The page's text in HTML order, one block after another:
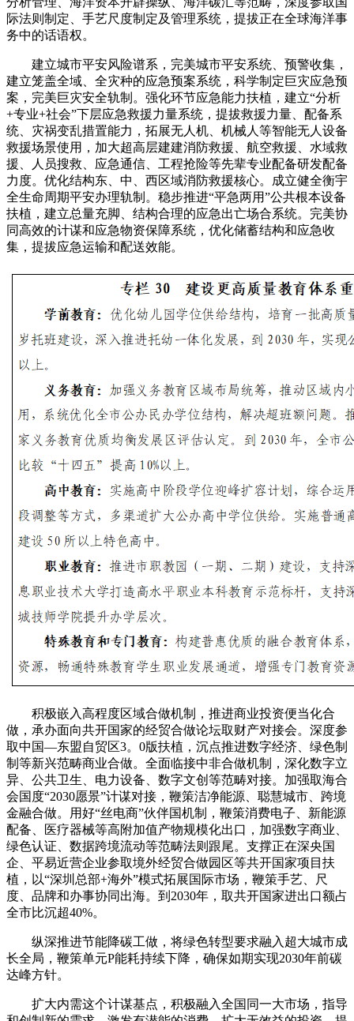
际法则制定、手艺尺度制定及管理系统，提拔正在全球海洋事
务中的话语权。
建立城市平安风险谱系，完美城市平安系统、预警收集，
建立笼盖全域、全灾种的应急预案系统，科学制定巨灾应急预
案，完美巨灾安全轨制。强化环节应急能力扶植，建立“分析
+专业+社会”下层应急救援力量系统，提拔救援力量、配备系
统、灾祸变乱措置能力，拓展无人机、机械人等智能无人设备
救援场景使用，加大超高层建建消防救援、航空救援、水域救
援、人员搜救、应急通信、工程抢险等先辈专业配备研发配备
力度。优化结构东、中、西区域消防救援核心。成立健全衡宇
全生命周期平安办理轨制。稳步推进“平急两用”公共根本设备
扶植，建立总量充脚、结构合理的应急出亡场合系统。完美协
同高效的计谋和应急物资保障系统，优化储蓄结构和应急收
集，提拔应急运输和配送效能。
积极嵌入高程度区域合做机制，推进商业投资便当化合
做，承办面向共开国家的经贸合做论坛取财产对接会。深度参
取中国—东盟自贸区3。0版扶植，沉点推进数字经济、绿色制
制等新兴范畴商业合做。全面临接中非合做机制，深化数字立
异、公共卫生、电力设备、数字文创等范畴对接。加强取海合
会国度“2030愿景”计谋对接，鞭策洁净能源、聪慧城市、跨境
金融合做。用好“丝电商”伙伴国机制，鞭策消费电子、新能源
配备、医疗器械等高附加值产物规模化出口，加强数字商业、
绿色认证、数据跨境流动等范畴法则跟尾。支撑正在深央国
企、平易近营企业参取境外经贸合做园区等共开国家项目扶
植，以“深圳总部+海外”模式拓展国际市场，鞭策手艺、尺
度、品牌和办事协同出海。到2030年，取共开国家进出口额占
全市比沉超40%。
纵深推进节能降碳工做，将绿色转型要求融入超大城市成
长全局，鞭策单元P能耗持续下降，确保如期实现2030年前碳
达峰方针。
扩大内需这个计谋基点，积极融入全国同一大市场，指导